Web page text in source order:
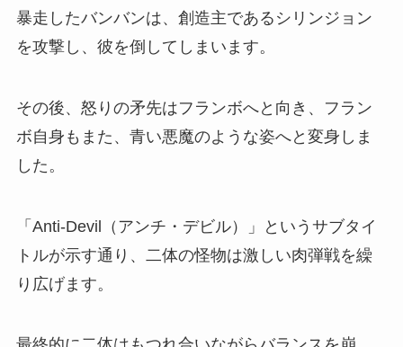
暴走したバンバンは、創造主であるシリンジョン
を攻撃し、彼を倒してしまいます。
その後、怒りの矛先はフランボへと向き、フラン
ボ自身もまた、青い悪魔のような姿へと変身しま
した。
「Anti-Devil（アンチ・デビル）」というサブタイ
トルが示す通り、二体の怪物は激しい肉弾戦を繰
り広げます。